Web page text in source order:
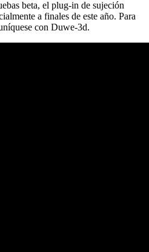
beta, el plug-in de sujeción
a finales de este año. Para
con Duwe-3d.